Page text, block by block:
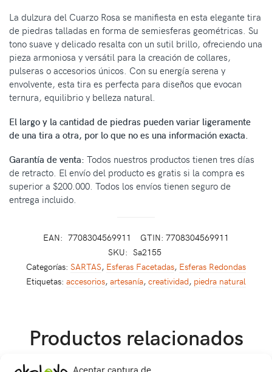
Aceptar captura de
La dulzura del Cuarzo Rosa se manifiesta en esta elegante tira
de piedras talladas en forma de semiesferas geométricas. Su
tono suave y delicado resalta con un sutil brillo, ofreciendo una
pieza armoniosa y versátil para la creación de collares,
pulseras o accesorios únicos. Con su energía serena y
envolvente, esta tira es perfecta para diseños que evocan
ternura, equilibrio y belleza natural.
El largo y la cantidad de piedras pueden variar ligeramente
de una tira a otra, por lo que no es una información exacta.
Garantía de venta: Todos nuestros productos tienen tres días
de retracto. El envío del producto es gratis si la compra es
superior a $200.000. Todos los envíos tienen seguro de
entrega incluido.
EAN: 7708304569911
GTIN: 7708304569911
SKU: Sa2155
Categorías: SARTAS, Esferas Facetadas, Esferas Redondas
Etiquetas: accesorios, artesanía, creatividad, piedra natural
Productos relacionados